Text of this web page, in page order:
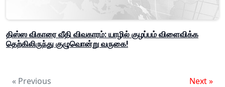
திஸ்ஸ விகாரை வீதி விவகாரம்: யாழில் குழப்பம் விளைவிக்க
தெற்கிலிருந்து குழுவொன்று வருகை!
« Previous Next »